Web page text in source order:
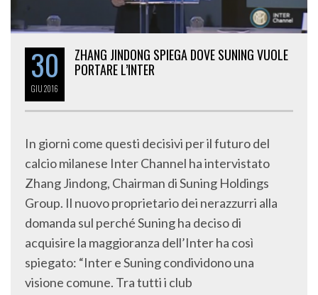
30
GIU2016
ZHANG JINDONG SPIEGA DOVE SUNING VUOLE
PORTARE L’INTER
In giorni come questi decisivi per il futuro del
calcio milanese Inter Channel ha intervistato
Zhang Jindong, Chairman di Suning Holdings
Group. Il nuovo proprietario dei nerazzurri alla
domanda sul perché Suning ha deciso di
acquisire la maggioranza dell’Inter ha così
spiegato: “Inter e Suning condividono una
visione comune. Tra tutti i club